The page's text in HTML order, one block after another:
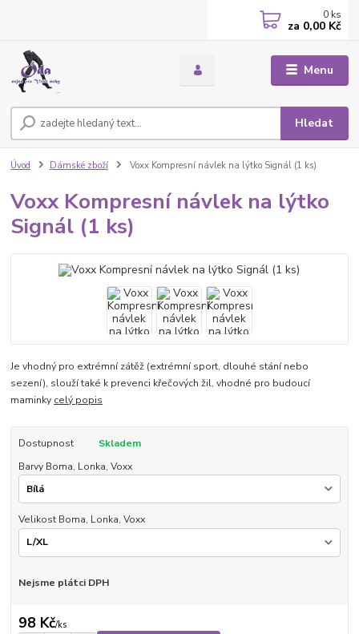
Menu
Hledat
0 ks
za 0,00 Kč
Úvod Dámské zboží Voxx Kompresní návlek na lýtko Signál (1 ks)
Voxx Kompresní návlek na lýtko
Signál (1 ks)
Je vhodný pro extrémní zátěž (extrémní sport, dlouhé stání nebo
sezení), slouží také k prevenci křečových žil, vhodné pro budoucí
maminky celý popis
Dostupnost
Skladem
Barvy Boma, Lonka, Voxx
Velikost Boma, Lonka, Voxx
Nejsme plátci DPH
98 Kč/ks